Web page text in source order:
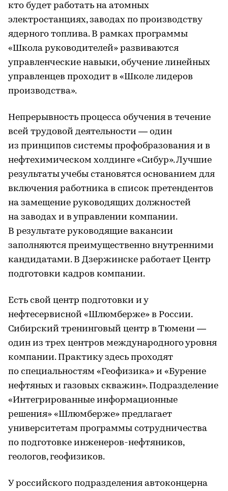
кто будет работать на атомных
электростанциях, заводах по производству
ядерного топлива. В рамках программы
«Школа руководителей» развиваются
управленческие навыки, обучение линейных
управленцев проходит в «Школе лидеров
производства».
Непрерывность процесса обучения в течение
всей трудовой деятельности — один
из принципов системы профобразования и в
нефтехимическом холдинге «Сибур». Лучшие
результаты учебы становятся основанием для
включения работника в список претендентов
на замещение руководящих должностей
на заводах и в управлении компании.
В результате руководящие вакансии
заполняются преимущественно внутренними
кандидатами. В Дзержинске работает Центр
подготовки кадров компании.
Есть свой центр подготовки и у
нефтесервисной «Шлюмберже» в России.
Сибирский тренинговый центр в Тюмени —
один из трех центров международного уровня
компании. Практику здесь проходят
по специальностям «Геофизика» и «Бурение
нефтяных и газовых скважин». Подразделение
«Интегрированные информационные
решения» «Шлюмберже» предлагает
университетам программы сотрудничества
по подготовке инженеров-нефтяников,
геологов, геофизиков.
У российского подразделения автоконцерна